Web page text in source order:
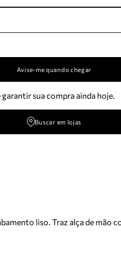
Avise-me quando chegar
garantir sua compra ainda hoje.
Buscar em lojas
liso. Traz alça de